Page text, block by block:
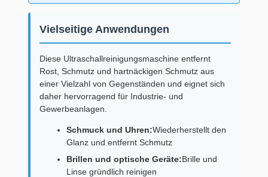
Vielseitige Anwendungen
Diese Ultraschallreinigungsmaschine entfernt
Rost, Schmutz und hartnäckigen Schmutz aus
einer Vielzahl von Gegenständen und eignet sich
daher hervorragend für Industrie- und
Gewerbeanlagen.
Schmuck und Uhren:Wiederherstellt den
Glanz und entfernt Schmutz
Brillen und optische Geräte:Brille und
Linse gründlich reinigen